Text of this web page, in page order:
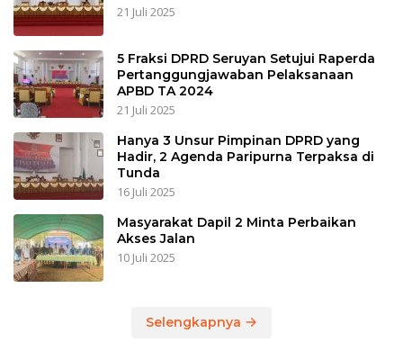
21 Juli 2025
5 Fraksi DPRD Seruyan Setujui Raperda
Pertanggungjawaban Pelaksanaan
APBD TA 2024
21 Juli 2025
Hanya 3 Unsur Pimpinan DPRD yang
Hadir, 2 Agenda Paripurna Terpaksa di
Tunda
16 Juli 2025
Masyarakat Dapil 2 Minta Perbaikan
Akses Jalan
10 Juli 2025
Selengkapnya